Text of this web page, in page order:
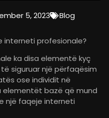
5, 2023 Blog
interneti profesionale?
ka disa elementë kyç
siguruar një përfaqësim
ose individit në
elementët bazë që mund
një faqeje interneti